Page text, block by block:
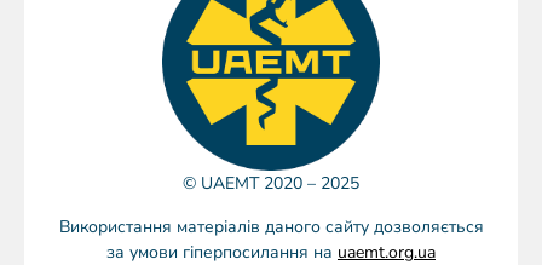
© UAEMT 2020 – 2025
Використання матеріалів даного сайту дозволяється
за умови гіперпосилання на uaemt.org.ua